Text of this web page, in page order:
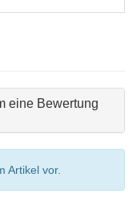
eine Bewertung
Artikel vor.